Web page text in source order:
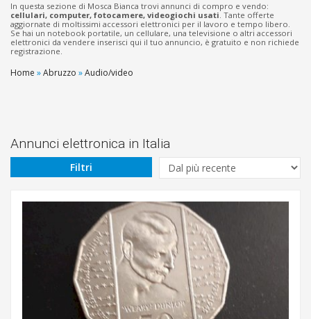
In questa sezione di Mosca Bianca trovi annunci di compro e vendo:
cellulari, computer, fotocamere, videogiochi usati. Tante offerte
aggiornate di moltissimi accessori elettronici per il lavoro e tempo libero.
Se hai un notebook portatile, un cellulare, una televisione o altri accessori
elettronici da vendere inserisci qui il tuo annuncio, è gratuito e non richiede
registrazione.
€
A
Home »Abruzzo »Audio/video
Annunci elettronica in Italia
Filtri